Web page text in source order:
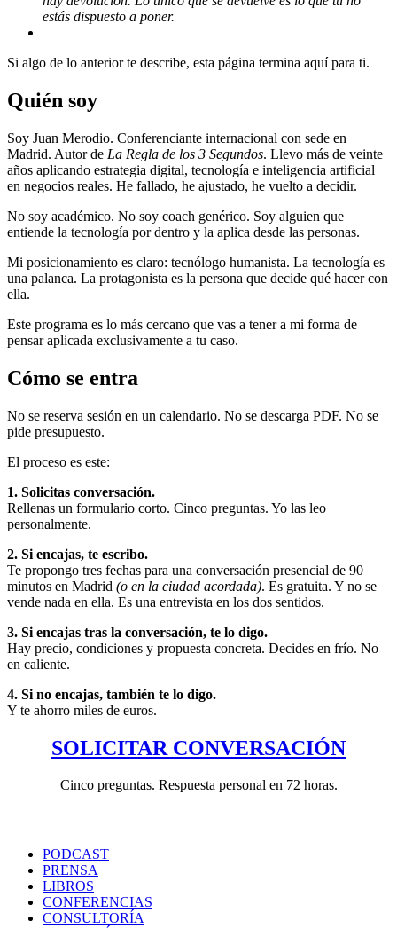
estás dispuesto a poner.
Si algo de lo anterior te describe, esta página termina aquí para ti.
Quién soy
Soy Juan Merodio. Conferenciante internacional con sede en
Madrid. Autor de La Regla de los 3 Segundos. Llevo más de veinte
años aplicando estrategia digital, tecnología e inteligencia artificial
en negocios reales. He fallado, he ajustado, he vuelto a decidir.
No soy académico. No soy coach genérico. Soy alguien que
entiende la tecnología por dentro y la aplica desde las personas.
Mi posicionamiento es claro: tecnólogo humanista. La tecnología es
una palanca. La protagonista es la persona que decide qué hacer con
ella.
Este programa es lo más cercano que vas a tener a mi forma de
pensar aplicada exclusivamente a tu caso.
Cómo se entra
No se reserva sesión en un calendario. No se descarga PDF. No se
pide presupuesto.
El proceso es este:
1. Solicitas conversación.
Rellenas un formulario corto. Cinco preguntas. Yo las leo
personalmente.
2. Si encajas, te escribo.
Te propongo tres fechas para una conversación presencial de 90
minutos en Madrid (o en la ciudad acordada). Es gratuita. Y no se
vende nada en ella. Es una entrevista en los dos sentidos.
3. Si encajas tras la conversación, te lo digo.
Hay precio, condiciones y propuesta concreta. Decides en frío. No
en caliente.
4. Si no encajas, también te lo digo.
Y te ahorro miles de euros.
SOLICITAR CONVERSACIÓN
Cinco preguntas. Respuesta personal en 72 horas.
PODCAST
PRENSA
LIBROS
CONFERENCIAS
CONSULTORÍA